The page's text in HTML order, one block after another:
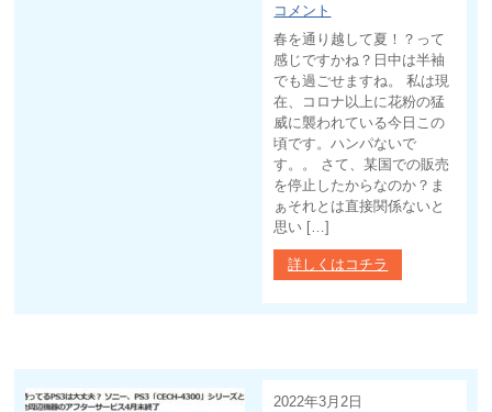
コメント
春を通り越して夏！？って
感じですかね？日中は半袖
でも過ごせますね。 私は現
在、コロナ以上に花粉の猛
威に襲われている今日この
頃です。ハンパないで
す。。 さて、某国での販売
を停止したからなのか？ま
ぁそれとは直接関係ないと
思い […]
詳しくはコチラ
2022年3月2日